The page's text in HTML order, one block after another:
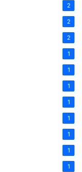
2
2
2
1
1
1
1
1
1
1
1